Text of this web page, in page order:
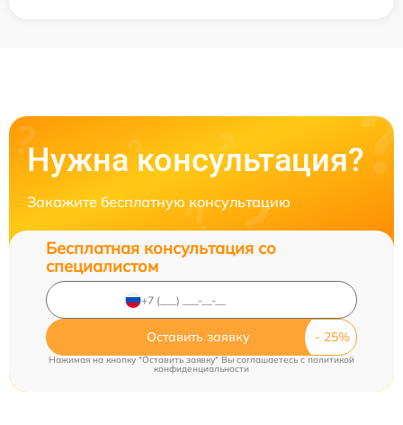
Нужна консультация?
Закажите бесплатную консультацию
Бесплатная консультация со
специалистом
Оставить заявку
Нажимая на кнопку "Оставить заявку" Вы соглашаетесь c политикой
конфиденциальности